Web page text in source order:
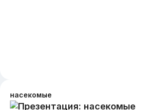
насекомые